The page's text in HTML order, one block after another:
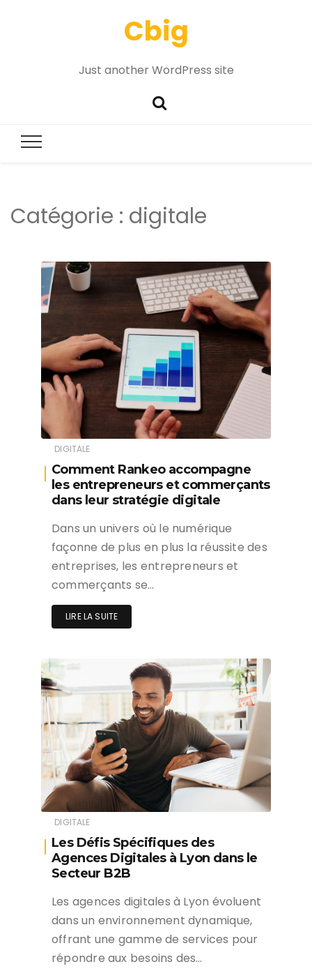
Cbig
Just another WordPress site
Catégorie : digitale
DIGITALE
Comment Rankeo accompagne
les entrepreneurs et commerçants
dans leur stratégie digitale
Dans un univers où le numérique
façonne de plus en plus la réussite des
entreprises, les entrepreneurs et
commerçants se…
LIRE LA SUITE
DIGITALE
Les Défis Spécifiques des
Agences Digitales à Lyon dans le
Secteur B2B
Les agences digitales à Lyon évoluent
dans un environnement dynamique,
offrant une gamme de services pour
répondre aux besoins des…